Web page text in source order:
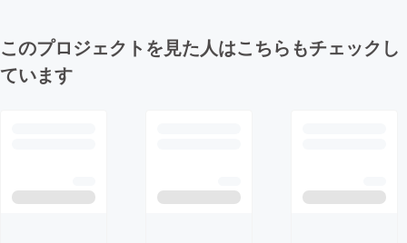
このプロジェクトを見た人はこちらもチェックし
ています